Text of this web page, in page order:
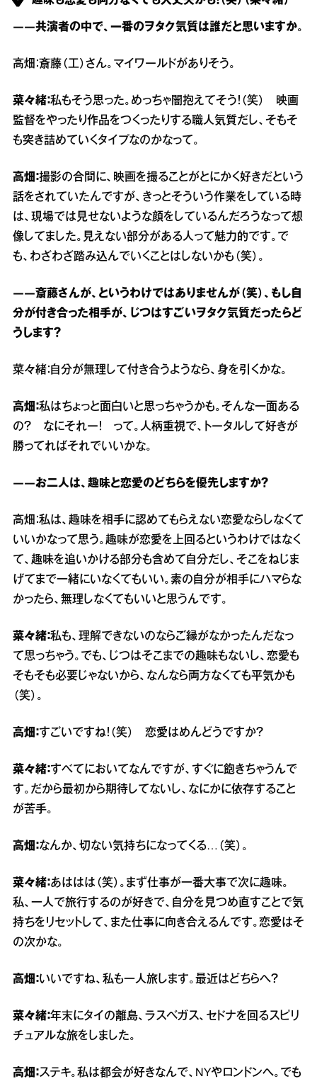
――共演者の中で、一番のヲタク気質は誰だと思いますか。
高畑：斎藤（工）さん。マイワールドがありそう。
菜々緒：私もそう思った。めっちゃ闇抱えてそう！（笑） 映画
監督をやったり作品をつくったりする職人気質だし、そもそ
も突き詰めていくタイプなのかなって。
高畑：撮影の合間に、映画を撮ることがとにかく好きだという
話をされていたんですが、きっとそういう作業をしている時
は、現場では見せないような顔をしているんだろうなって想
像してました。見えない部分がある人って魅力的です。で
も、わざわざ踏み込んでいくことはしないかも（笑）。
――斎藤さんが、というわけではありませんが（笑）、もし自
分が付き合った相手が、じつはすごいヲタク気質だったらど
うします？
菜々緒：自分が無理して付き合うようなら、身を引くかな。
高畑：私はちょっと面白いと思っちゃうかも。そんな一面ある
の？ なにそれー！ って。人柄重視で、トータルして好きが
勝ってればそれでいいかな。
――お二人は、趣味と恋愛のどちらを優先しますか？
高畑：私は、趣味を相手に認めてもらえない恋愛ならしなくて
いいかなって思う。趣味が恋愛を上回るというわけではなく
て、趣味を追いかける部分も含めて自分だし、そこをねじま
げてまで一緒にいなくてもいい。素の自分が相手にハマらな
かったら、無理しなくてもいいと思うんです。
菜々緒：私も、理解できないのならご縁がなかったんだなっ
て思っちゃう。でも、じつはそこまでの趣味もないし、恋愛も
そもそも必要じゃないから、なんなら両方なくても平気かも
（笑）。
高畑：すごいですね！（笑） 恋愛はめんどうですか？
菜々緒：すべてにおいてなんですが、すぐに飽きちゃうんで
す。だから最初から期待してないし、なにかに依存すること
が苦手。
高畑：なんか、切ない気持ちになってくる…（笑）。
菜々緒：あははは（笑）。まず仕事が一番大事で次に趣味。
私、一人で旅行するのが好きで、自分を見つめ直すことで気
持ちをリセットして、また仕事に向き合えるんです。恋愛はそ
の次かな。
高畑：いいですね、私も一人旅します。最近はどちらへ？
菜々緒：年末にタイの離島、ラスベガス、セドナを回るスピリ
チュアルな旅をしました。
高畑：ステキ。私は都会が好きなんで、NYやロンドンへ。でも